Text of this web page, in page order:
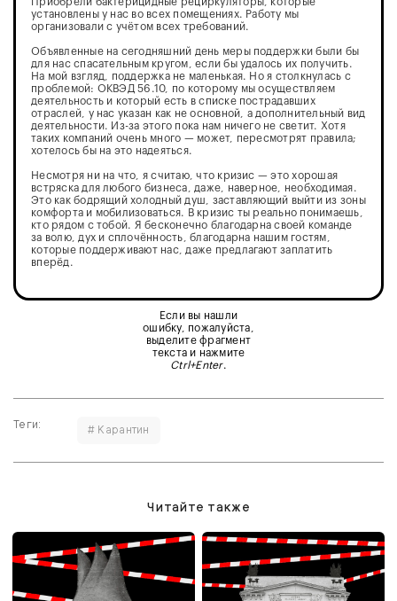
установлены у нас во всех помещениях. Работу мы
организовали с учётом всех требований.
Объявленные на сегодняшний день меры поддержки были бы
для нас спасательным кругом, если бы удалось их получить.
На мой взгляд, поддержка не маленькая. Но я столкнулась с
проблемой: ОКВЭД 56.10, по которому мы осуществляем
деятельность и который есть в списке пострадавших
отраслей, у нас указан как не основной, а дополнительный вид
деятельности. Из-за этого пока нам ничего не светит. Хотя
таких компаний очень много — может, пересмотрят правила;
хотелось бы на это надеяться.
Несмотря ни на что, я считаю, что кризис — это хорошая
встряска для любого бизнеса, даже, наверное, необходимая.
Это как бодрящий холодный душ, заставляющий выйти из зоны
комфорта и мобилизоваться. В кризис ты реально понимаешь,
кто рядом с тобой. Я бесконечно благодарна своей команде
за волю, дух и сплочённость, благодарна нашим гостям,
которые поддерживают нас, даже предлагают заплатить
вперёд.
Если вы нашли
ошибку, пожалуйста,
выделите фрагмент
текста и нажмите
Ctrl+Enter.
Теги: # Карантин
Читайте также